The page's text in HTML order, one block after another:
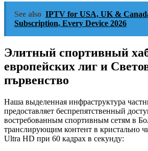
See also IPTV for USA, UK &
Subscription, Every Device 2026
Элитный спортивный
европейских лиг и
първенство
Наша выделенная инфраструктура
предоставляет беспрепятственный
востребованным спортивным сетям в
транслирующим контент в кристально
Ultra HD при 60 кадрах в секунду: